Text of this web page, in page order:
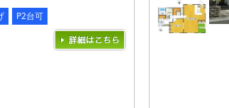
P2台可